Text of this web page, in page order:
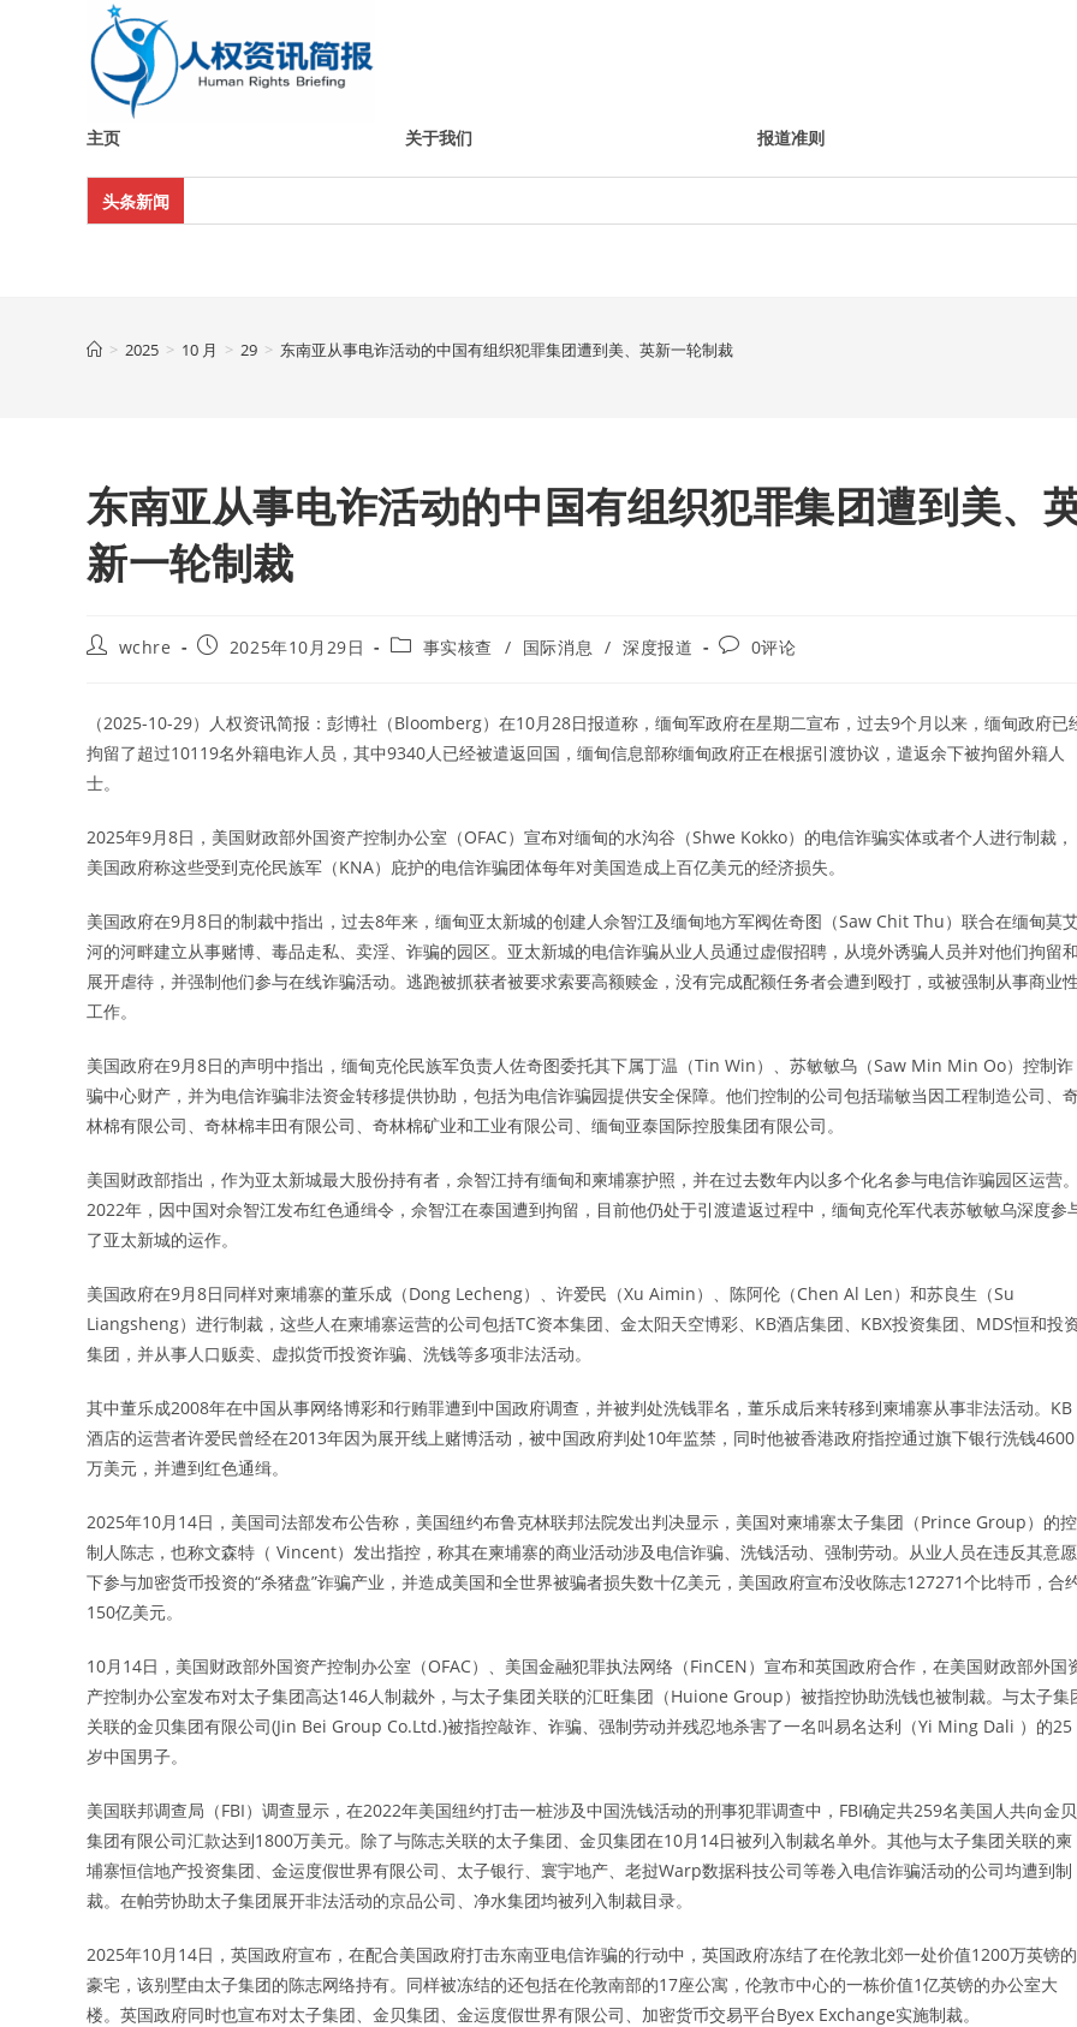
主页 关于我们 报道准则
头条新闻
> 2025 > 10 月 > 29 > 东南亚从事电诈活动的中国有组织犯罪集团遭到美、英新一轮制裁
东南亚从事电诈活动的中国有组织犯罪集团遭到美、
新一轮制裁
Postwchre
Post2025年10月29日
Post事实核查 / 国际消息 / 深度报道
Post0评论
（2025-10-29）人权资讯简报：彭博社（Bloomberg）在10月28日报道称，缅甸军政府在星期二宣布，过去9个月以来，缅甸政府已
拘留了超过10119名外籍电诈人员，其中9340人已经被遣返回国，缅甸信息部称缅甸政府正在根据引渡协议，遣返余下被拘留外籍人
士。
2025年9月8日，美国财政部外国资产控制办公室（OFAC）宣布对缅甸的水沟谷（Shwe Kokko）的电信诈骗实体或者个人进行制裁，
美国政府称这些受到克伦民族军（KNA）庇护的电信诈骗团体每年对美国造成上百亿美元的经济损失。
美国政府在9月8日的制裁中指出，过去8年来，缅甸亚太新城的创建人佘智江及缅甸地方军阀佐奇图（Saw Chit Thu）联合在缅甸莫
河的河畔建立从事赌博、毒品走私、卖淫、诈骗的园区。亚太新城的电信诈骗从业人员通过虚假招聘，从境外诱骗人员并对他们拘留和
展开虐待，并强制他们参与在线诈骗活动。逃跑被抓获者被要求索要高额赎金，没有完成配额任务者会遭到殴打，或被强制从事商业性
工作。
美国政府在9月8日的声明中指出，缅甸克伦民族军负责人佐奇图委托其下属丁温（Tin Win）、苏敏敏乌（Saw Min Min Oo）控制诈
骗中心财产，并为电信诈骗非法资金转移提供协助，包括为电信诈骗园提供安全保障。他们控制的公司包括瑞敏当因工程制造公司、
林棉有限公司、奇林棉丰田有限公司、奇林棉矿业和工业有限公司、缅甸亚泰国际控股集团有限公司。
美国财政部指出，作为亚太新城最大股份持有者，佘智江持有缅甸和柬埔寨护照，并在过去数年内以多个化名参与电信诈骗园区运营。
2022年，因中国对佘智江发布红色通缉令，佘智江在泰国遭到拘留，目前他仍处于引渡遣返过程中，缅甸克伦军代表苏敏敏乌深度参
了亚太新城的运作。
美国政府在9月8日同样对柬埔寨的董乐成（Dong Lecheng）、许爱民（Xu Aimin）、陈阿伦（Chen Al Len）和苏良生（Su
Liangsheng）进行制裁，这些人在柬埔寨运营的公司包括TC资本集团、金太阳天空博彩、KB酒店集团、KBX投资集团、MDS恒和投
集团，并从事人口贩卖、虚拟货币投资诈骗、洗钱等多项非法活动。
其中董乐成2008年在中国从事网络博彩和行贿罪遭到中国政府调查，并被判处洗钱罪名，董乐成后来转移到柬埔寨从事非法活动。KB
酒店的运营者许爱民曾经在2013年因为展开线上赌博活动，被中国政府判处10年监禁，同时他被香港政府指控通过旗下银行洗钱4600
万美元，并遭到红色通缉。
2025年10月14日，美国司法部发布公告称，美国纽约布鲁克林联邦法院发出判决显示，美国对柬埔寨太子集团（Prince Group）的控
制人陈志，也称文森特（ Vincent）发出指控，称其在柬埔寨的商业活动涉及电信诈骗、洗钱活动、强制劳动。从业人员在违反其意愿
下参与加密货币投资的“杀猪盘”诈骗产业，并造成美国和全世界被骗者损失数十亿美元，美国政府宣布没收陈志127271个比特币，合
150亿美元。
10月14日，美国财政部外国资产控制办公室（OFAC）、美国金融犯罪执法网络（FinCEN）宣布和英国政府合作，在美国财政部外国
产控制办公室发布对太子集团高达146人制裁外，与太子集团关联的汇旺集团（Huione Group）被指控协助洗钱也被制裁。与太子集
关联的金贝集团有限公司(Jin Bei Group Co.Ltd.)被指控敲诈、诈骗、强制劳动并残忍地杀害了一名叫易名达利（Yi Ming Dali ）的25
岁中国男子。
美国联邦调查局（FBI）调查显示，在2022年美国纽约打击一桩涉及中国洗钱活动的刑事犯罪调查中，FBI确定共259名美国人共向金贝
集团有限公司汇款达到1800万美元。除了与陈志关联的太子集团、金贝集团在10月14日被列入制裁名单外。其他与太子集团关联的柬
埔寨恒信地产投资集团、金运度假世界有限公司、太子银行、寰宇地产、老挝Warp数据科技公司等卷入电信诈骗活动的公司均遭到制
裁。在帕劳协助太子集团展开非法活动的京品公司、净水集团均被列入制裁目录。
2025年10月14日，英国政府宣布，在配合美国政府打击东南亚电信诈骗的行动中，英国政府冻结了在伦敦北郊一处价值1200万英镑的
豪宅，该别墅由太子集团的陈志网络持有。同样被冻结的还包括在伦敦南部的17座公寓，伦敦市中心的一栋价值1亿英镑的办公室大
楼。英国政府同时也宣布对太子集团、金贝集团、金运度假世界有限公司、加密货币交易平台Byex Exchange实施制裁。